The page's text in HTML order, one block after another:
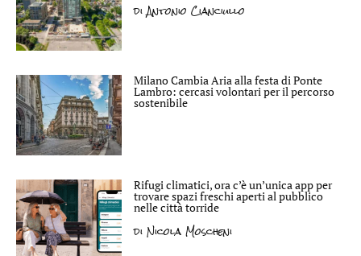
diAntonio Cianciullo
Milano Cambia Aria alla festa di Ponte
Lambro: cercasi volontari per il percorso
sostenibile
Rifugi climatici, ora c’è un’unica app per
trovare spazi freschi aperti al pubblico
nelle città torride
di Nicola Moscheni